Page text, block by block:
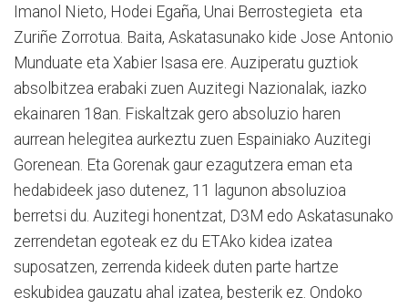
Imanol Nieto, Hodei Egaña, Unai Berrostegieta eta
Zuriñe Zorrotua. Baita, Askatasunako kide Jose Antonio
Munduate eta Xabier Isasa ere. Auziperatu guztiok
absolbitzea erabaki zuen Auzitegi Nazionalak, iazko
ekainaren 18an. Fiskaltzak gero absoluzio haren
aurrean helegitea aurkeztu zuen Espainiako Auzitegi
Gorenean. Eta Gorenak gaur ezagutzera eman eta
hedabideek jaso dutenez, 11 lagunon absoluzioa
berretsi du. Auzitegi honentzat, D3M edo Askatasunako
zerrendetan egoteak ez du ETAko kidea izatea
suposatzen, zerrenda kideek duten parte hartze
eskubidea gauzatu ahal izatea, besterik ez. Ondoko